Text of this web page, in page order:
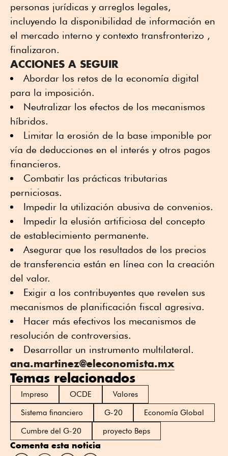
personas jurídicas y arreglos legales,
incluyendo la disponibilidad de información en
el mercado interno y contexto transfronterizo ,
finalizaron.
ACCIONES A SEGUIR
Abordar los retos de la economía digital
para la imposición.
Neutralizar los efectos de los mecanismos
híbridos.
Limitar la erosión de la base imponible por
vía de deducciones en el interés y otros pagos
financieros.
Combatir las prácticas tributarias
perniciosas.
Impedir la utilización abusiva de convenios.
Impedir la elusión artificiosa del concepto
de establecimiento permanente.
Asegurar que los resultados de los precios
de transferencia están en línea con la creación
del valor.
Exigir a los contribuyentes que revelen sus
mecanismos de planificación fiscal agresiva.
Hacer más efectivos los mecanismos de
resolución de controversias.
Desarrollar un instrumento multilateral.
ana.martinez@eleconomista.mx
Temas relacionados
Impreso OCDE
Valores
Sistema financiero
G-20
Economía Global
Cumbre del G-20
proyecto Beps
Comenta esta noticia